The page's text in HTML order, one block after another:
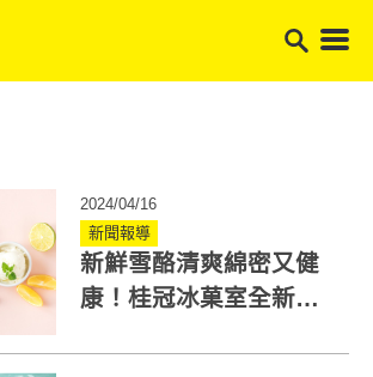
2024/04/16
新聞報導
新鮮雪酪清爽綿密又健
康！桂冠冰菓室全新嚴